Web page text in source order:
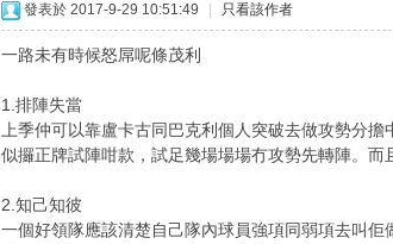
發表於 2017-9-29 10:51:49 只看該作者
一路未有時候怒屌呢條茂利
1.排陣失當
上季仲可以靠盧卡古同巴克利個人突破去做攻勢分
似攞正牌試陣咁款，試足幾場場場冇攻勢先轉陣。
2.知己知彼
一個好領隊應該清楚自己隊內球員強項同弱項去叫